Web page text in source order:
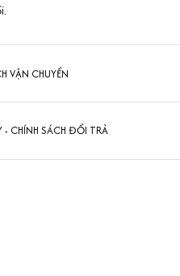
VẬN CHUYỂN
- CHÍNH SÁCH ĐỔI TRẢ